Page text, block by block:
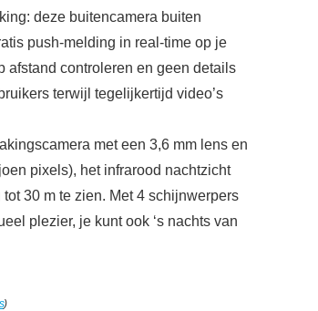
deze buitencamera buiten
push-melding in real-time op je
afstand controleren en geen details
terwijl tegelijkertijd video’s
met een 3,6 mm lens en
pixels), het infrarood nachtzicht
30 m te zien. Met 4 schijnwerpers
plezier, je kunt ook ‘s nachts van
)